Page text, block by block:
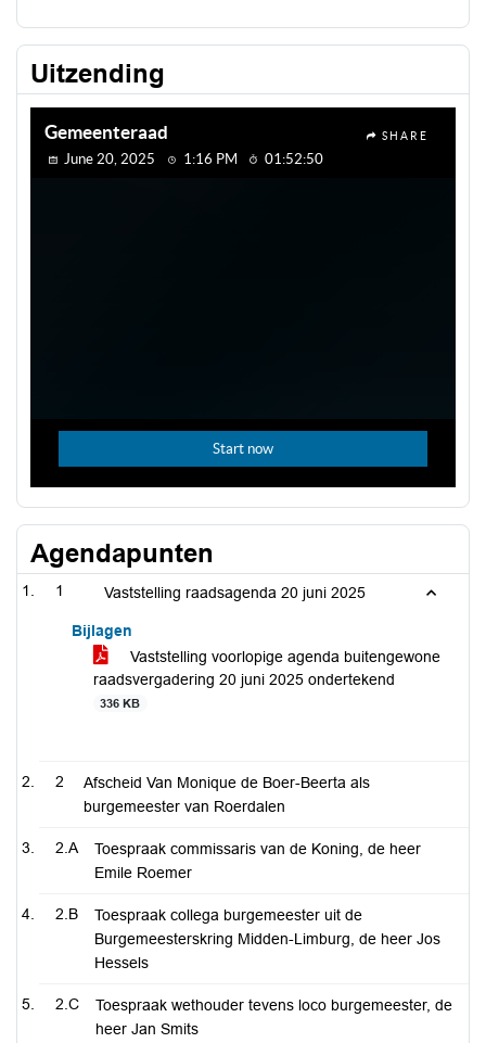
Uitzending
Agendapunten
1 Vaststelling raadsagenda 20 juni 2025
Bijlagen
Vaststelling voorlopige agenda buitengewone
raadsvergadering 20 juni 2025 ondertekend
336 KB
2
Afscheid Van Monique de Boer-Beerta als
burgemeester van Roerdalen
2.A
Toespraak commissaris van de Koning, de heer
Emile Roemer
2.B
Toespraak collega burgemeester uit de
Burgemeesterskring Midden-Limburg, de heer Jos
Hessels
2.C
Toespraak wethouder tevens loco burgemeester, de
heer Jan Smits